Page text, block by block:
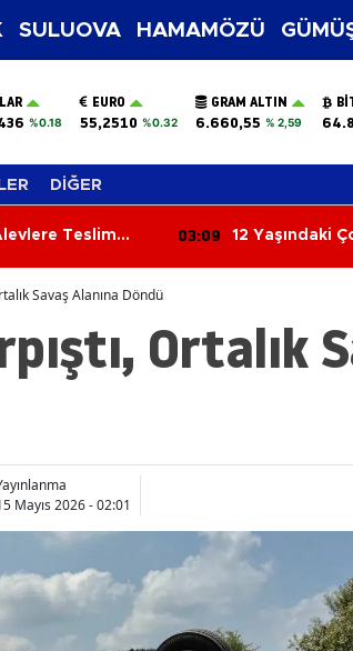
SULUOVA HAMAMÖZÜ
%0.18
EURO
55,2510 %0.32
GRAM ALTIN
6.660,55 % 2,59
DİĞER
Teslim
03:09
12 Yaşındaki
Savaş Alanına Döndü
Ortalık
Mayıs 2026 - 02:01